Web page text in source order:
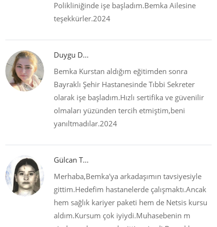
Polikliniğinde işe başladım.Bemka Ailesine
teşekkürler.2024
Duygu D...
Bemka Kurstan aldığım eğitimden sonra
Bayraklı Şehir Hastanesinde Tıbbi Sekreter
olarak işe başladım.Hızlı sertifika ve güvenilir
olmaları yüzünden tercih etmiştim,beni
yanıltmadılar.2024
Gülcan T...
Merhaba,Bemka'ya arkadaşımın tavsiyesiyle
gittim.Hedefim hastanelerde çalışmaktı.Ancak
hem sağlık kariyer paketi hem de Netsis kursu
aldım.Kursum çok iyiydi.Muhasebenin m